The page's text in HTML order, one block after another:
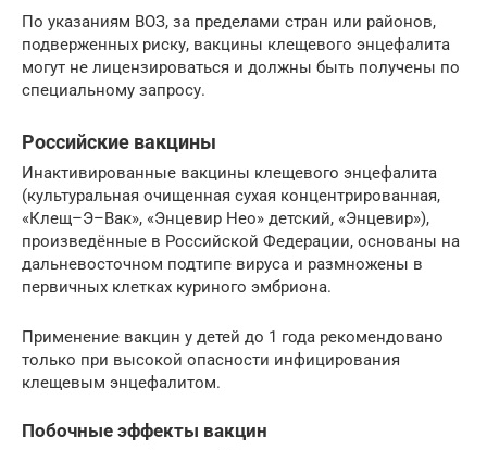
По указаниям ВОЗ, за пределами стран или районов,
подверженных риску, вакцины клещевого энцефалита
могут не лицензироваться и должны быть получены по
специальному запросу.
Российские вакцины
Инактивированные вакцины клещевого энцефалита
(культуральная очищенная сухая концентрированная,
«Клещ–Э–Вак», «Энцевир Нео» детский, «Энцевир»),
произведённые в Российской Федерации, основаны на
дальневосточном подтипе вируса и размножены в
первичных клетках куриного эмбриона.
Применение вакцин у детей до 1 года рекомендовано
только при высокой опасности инфицирования
клещевым энцефалитом.
Побочные эффекты вакцин